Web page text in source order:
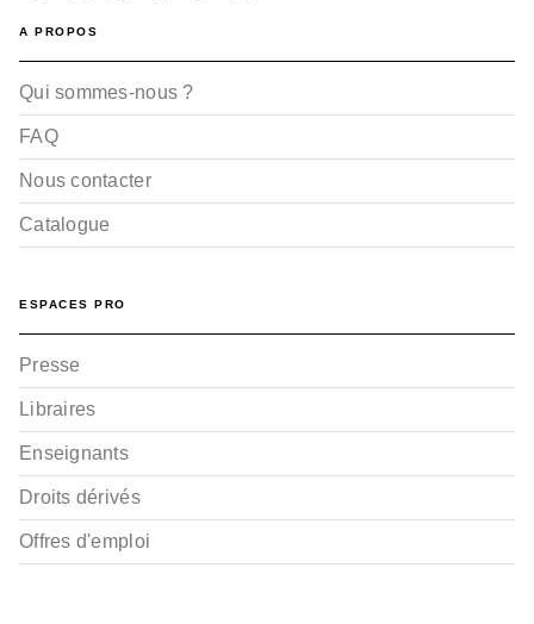
A PROPOS
Qui sommes-nous ?
FAQ
Nous contacter
Catalogue
ESPACES PRO
Presse
Libraires
Enseignants
Droits dérivés
Offres d'emploi